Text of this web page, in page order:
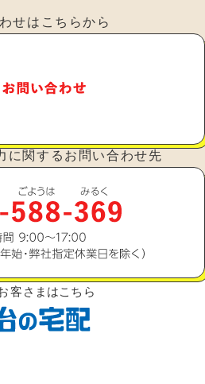
せはこちらから
に関するお問い合わせ先